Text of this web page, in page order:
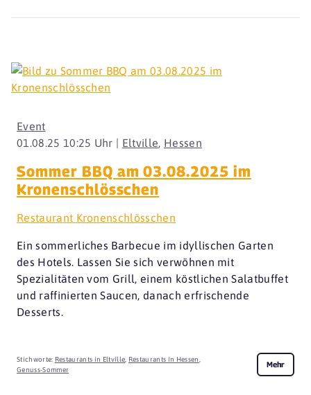
01.08.25 10:25 Uhr | Eltville, Hessen
Event
Sommer BBQ am 03.08.2025 im
Kronenschlösschen
Restaurant Kronenschlösschen
Ein sommerliches Barbecue im idyllischen Garten
des Hotels. Lassen Sie sich verwöhnen mit
Spezialitäten vom Grill, einem köstlichen Salatbuffet
und raffinierten Saucen, danach erfrischende
Desserts.
Stichworte: Restaurants in Eltville, Restaurants in Hessen,
Genuss-Sommer
Mehr